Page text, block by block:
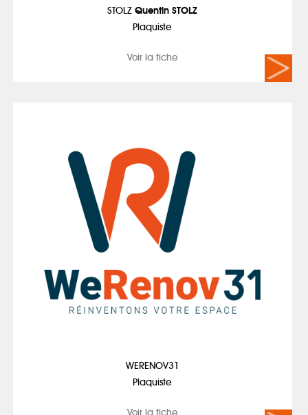
STOLZQuentin STOLZ
Plaquiste
Voir la fiche
WERENOV31
Plaquiste